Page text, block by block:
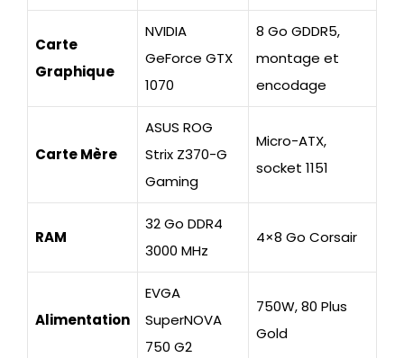
Carte
Graphique
NVIDIA
GeForce GTX
1070
8 Go GDDR5,
montage et
encodage
Carte Mère
ASUS ROG
Strix Z370-G
Gaming
Micro-ATX,
socket 1151
RAM
32 Go DDR4
3000 MHz
4×8 Go Corsair
Alimentation
EVGA
SuperNOVA
750 G2
750W, 80 Plus
Gold